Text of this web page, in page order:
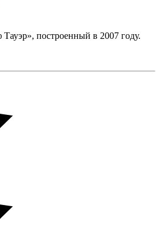
построенный в 2007 году.